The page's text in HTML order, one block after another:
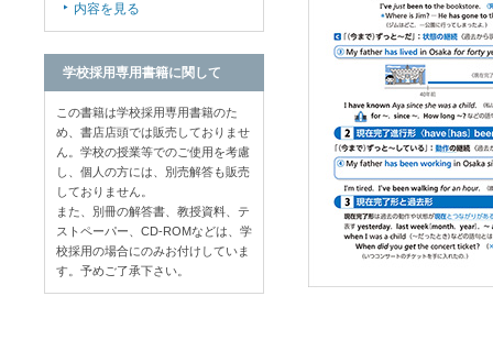
内容を見る
学校採用専用書籍に関して
この書籍は学校採用専用書籍のた
め、書店店頭では販売しておりませ
ん。学校の授業等でのご使用を考慮
し、個人の方には、別売解答も販売
しておりません。
また、別冊の解答書、教授資料、テ
ストペーパー、CD-ROMなどは、学
校採用の場合にのみお付けしていま
す。予めご了承下さい。